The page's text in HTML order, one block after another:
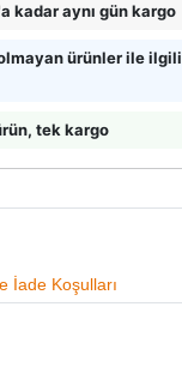
kadar aynı gün kargo
ürünler ile ilgili
tek kargo
İade Koşulları